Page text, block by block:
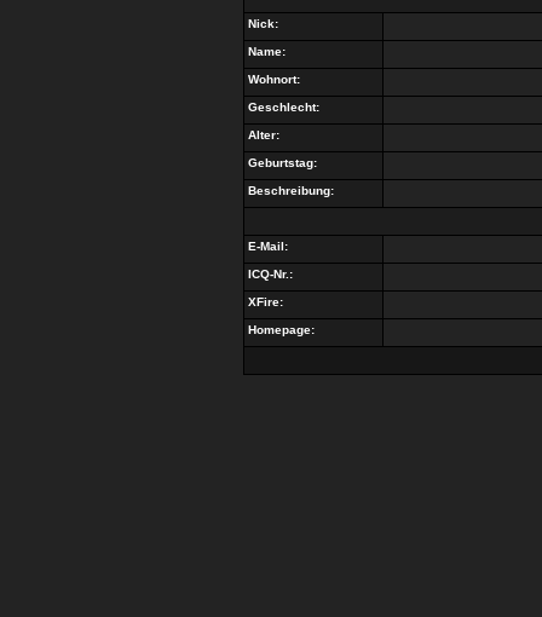
Nick:
Name:
Wohnort:
Geschlecht:
Alter:
Geburtstag:
Beschreibung:
E-Mail:
ICQ-Nr.:
XFire:
Homepage: